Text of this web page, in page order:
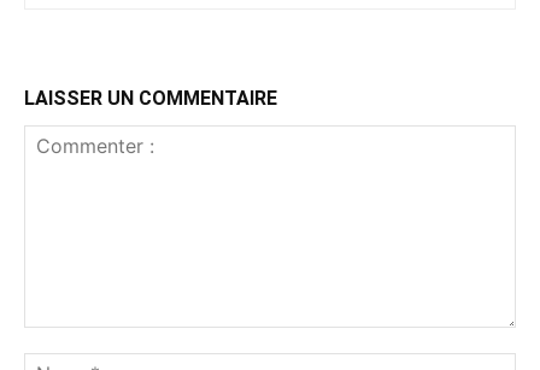
LAISSER UN COMMENTAIRE